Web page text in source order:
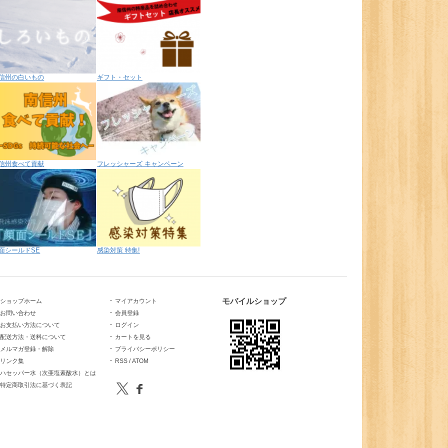
州の白いもの ギフト・セット
州食べて貢献 フレッシャーズ キャンペーン
シールドSE 感染対策 特集!
ショップホーム
お問い合わせ
お支払い方法について
配送方法・送料について
メルマガ登録・解除
リンク集
ハセッパー水（次亜塩素酸水）とは
特定商取引法に基づく表記
マイアカウント
会員登録
ログイン
カートを見る
プライバシーポリシー
RSS /ATOM
モバイルショップ